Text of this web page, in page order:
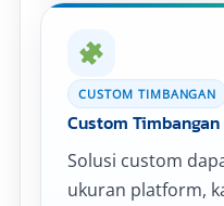
CUSTOM TIMBANGAN
Custom
Solusi custom
ukuran platform,